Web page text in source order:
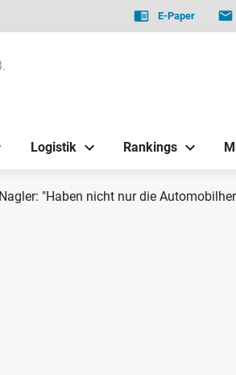
E-Paper
Logistik Rankings
"Haben nicht nur die